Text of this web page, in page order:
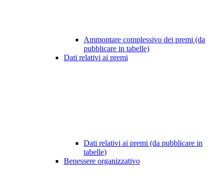
Ammontare complessivo dei premi (da
pubblicare in tabelle)
Dati relativi ai premi
Dati relativi ai premi (da pubblicare in
tabelle)
Benessere organizzativo